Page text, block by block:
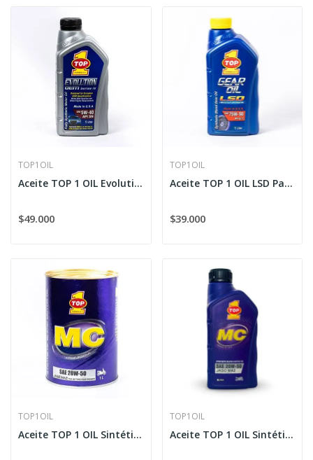
TOP1OIL
Aceite TOP 1 OIL Evolution OEM Sintético 5W-40
$49.000
TOP1OIL
Aceite TOP 1 OIL LSD Para Engranajes 75W-90
$39.000
TOP1OIL
Aceite TOP 1 OIL Sintético MC 20W-50 Lata...
TOP1OIL
Aceite TOP 1 OIL Sintético MC 20W-50 Botella...